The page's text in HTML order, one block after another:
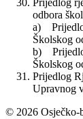
Prijedlog
odbora
a)
Školskog
b)
Školskog
Prijedlog
Upravnog
© 2026 Osječko-